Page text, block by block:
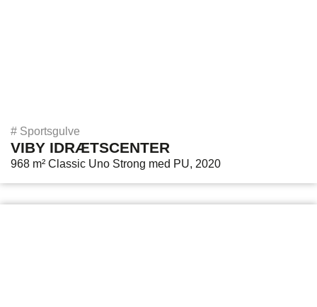
# Sportsgulve
VIBY IDRÆTSCENTER
968 m² Classic Uno Strong med PU, 2020